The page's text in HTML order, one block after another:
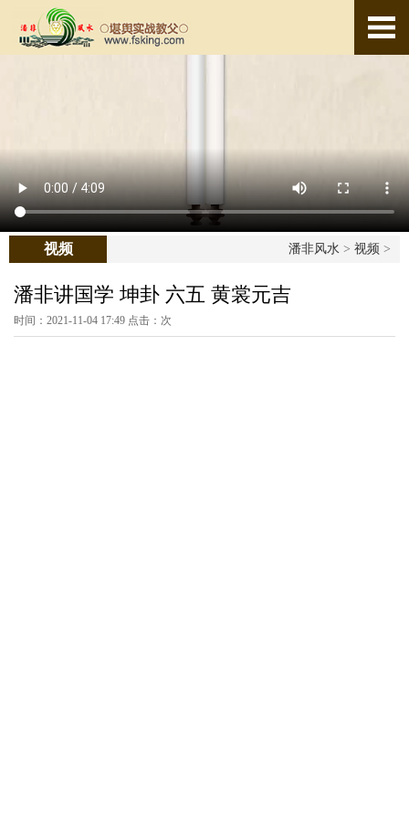
视频 潘非风水 > 视频 >
潘非讲国学 坤卦 六五 黄裳元吉
时间：2021-11-04 17:49 点击： 次